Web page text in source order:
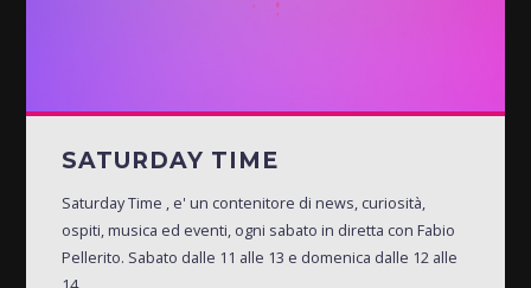
SATURDAY TIME
Saturday Time , e' un contenitore di news, curiosità,
ospiti, musica ed eventi, ogni sabato in diretta con Fabio
Pellerito. Sabato dalle 11 alle 13 e domenica dalle 12 alle